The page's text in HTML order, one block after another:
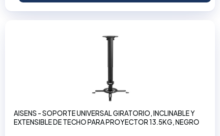
AISENS - SOPORTE UNIVERSAL GIRATORIO, INCLINABLE Y
EXTENSIBLE DE TECHO PARA PROYECTOR 13.5KG, NEGRO